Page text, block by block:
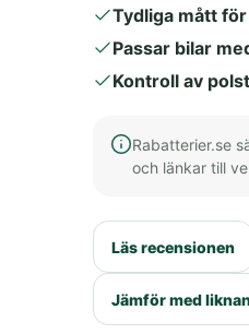
Tydliga mått
Passar bilar
Kontroll av
Rabatterier.se
och länkar till
Läs recensionen
Jämför med